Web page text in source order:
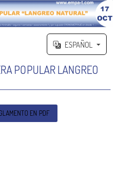
ESPAÑOL
POPULAR LANGREO
EN PDF